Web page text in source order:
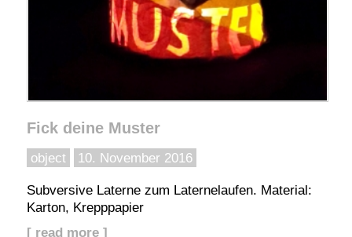
Fick deine Muster
object 10. November 2016
Subversive Laterne zum Laternelaufen. Material:
Karton, Krepppapier
[ read more ]